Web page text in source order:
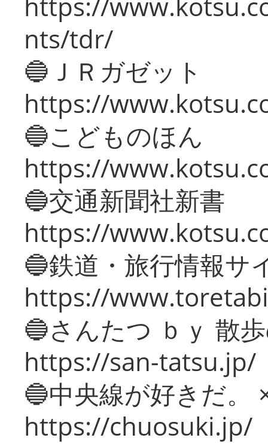
nts/tdr/
🔵ＪＲガゼット
https://
🔵こどものほん
https://
🔵交通新聞社新書
https://
🔵鉄道・旅行情報サ
https://
🔵さんたつ ｂｙ 散
https://san-tatsu.jp/
🔵中央線が好きだ。
https://chuosuki.jp/